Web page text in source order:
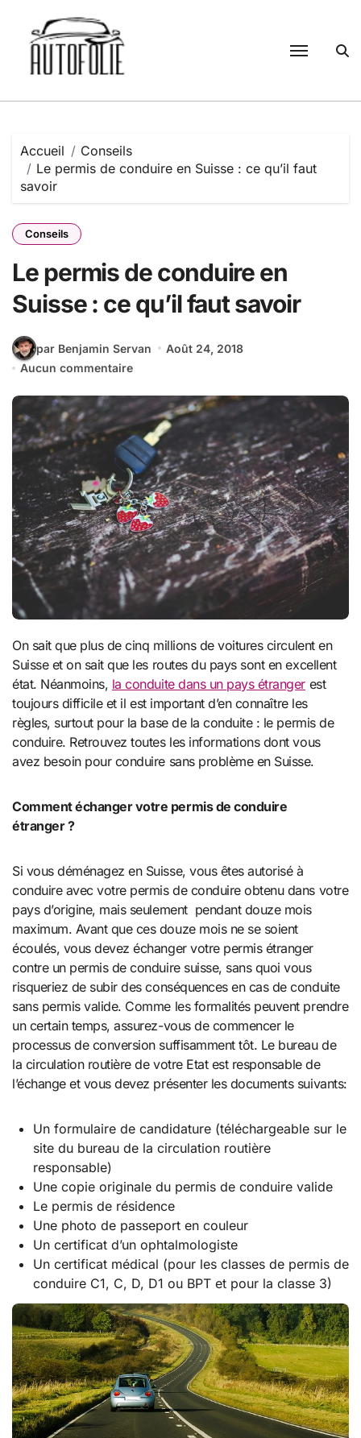
contenu
Accueil
Conseils
Le permis de conduire en Suisse : ce qu’il faut
savoir
Conseils
Le permis de conduire en
Suisse : ce qu’il faut savoir
par Benjamin Servan
Août 24, 2018
Aucun commentaire
On sait que plus de cinq millions de voitures circulent en
Suisse et on sait que les routes du pays sont en excellent
état. Néanmoins, la conduite dans un pays étranger est
toujours difficile et il est important d’en connaître les
règles, surtout pour la base de la conduite : le permis de
conduire. Retrouvez toutes les informations dont vous
avez besoin pour conduire sans problème en Suisse.
Comment échanger votre permis de conduire
étranger ?
Si vous déménagez en Suisse, vous êtes autorisé à
conduire avec votre permis de conduire obtenu dans votre
pays d’origine, mais seulement pendant douze mois
maximum. Avant que ces douze mois ne se soient
écoulés, vous devez échanger votre permis étranger
contre un permis de conduire suisse, sans quoi vous
risqueriez de subir des conséquences en cas de conduite
sans permis valide. Comme les formalités peuvent prendre
un certain temps, assurez-vous de commencer le
processus de conversion suffisamment tôt. Le bureau de
la circulation routière de votre Etat est responsable de
l’échange et vous devez présenter les documents suivants:
Un formulaire de candidature (téléchargeable sur le
site du bureau de la circulation routière
responsable)
Une copie originale du permis de conduire valide
Le permis de résidence
Une photo de passeport en couleur
Un certificat d’un ophtalmologiste
Un certificat médical (pour les classes de permis de
conduire C1, C, D, D1 ou BPT et pour la classe 3)